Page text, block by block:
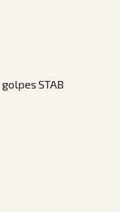
STAB